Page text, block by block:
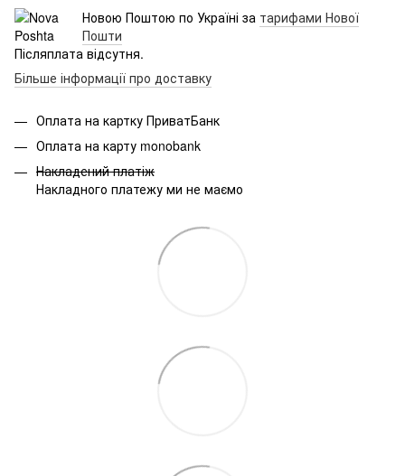
Новою Поштою по Україні за тарифами Нової
Пошти
Післяплата відсутня.
Більше інформації про доставку
Оплата на картку ПриватБанк
Оплата на карту monobank
Накладений платіж
Накладного платежу ми не маємо